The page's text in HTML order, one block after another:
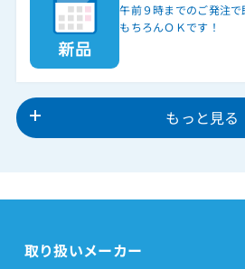
午前９時までのご発注
もちろんＯＫです！
もっと見る
取り扱いメーカー